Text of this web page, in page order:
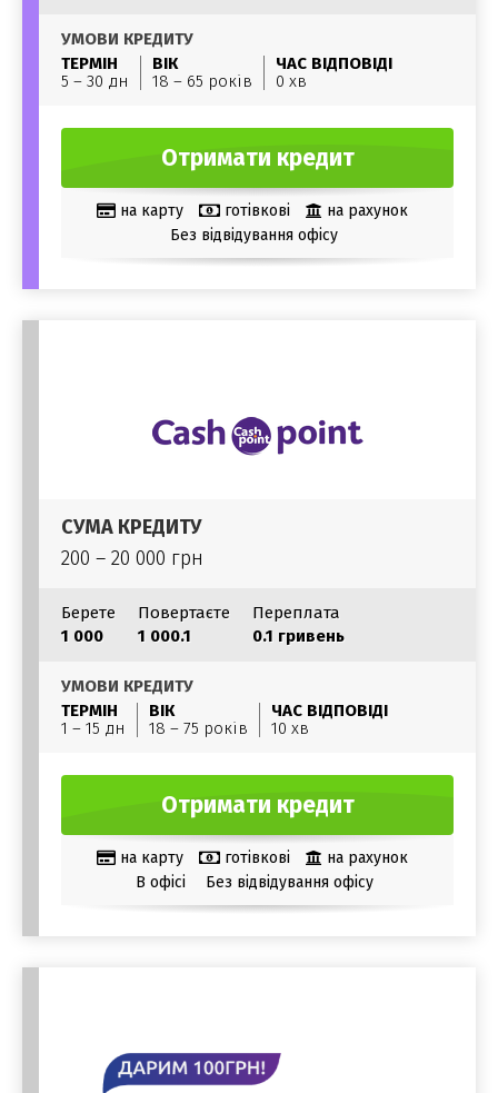
УМОВИ КРЕДИТУ
ТЕРМІН
5 – 30 дн
ВІК
18 – 65 років
ЧАС ВІДПОВІДІ
0 хв
Отримати кредит
на карту готівкові
на рахунок
Без відвідування офісу
СУМА КРЕДИТУ
200 – 20 000 грн
Берете
1 000
Повертаєте
1 000.1
Переплата
0.1 гривень
УМОВИ КРЕДИТУ
ТЕРМІН
1 – 15 дн
ВІК
18 – 75 років
ЧАС ВІДПОВІДІ
10 хв
Отримати кредит
на карту готівкові
на рахунок
В офісі
Без відвідування офісу